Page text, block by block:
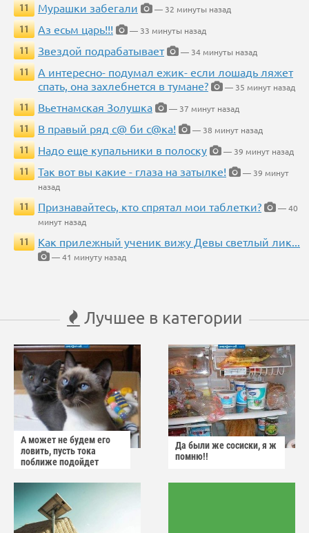
11 Мурашки забегали
— 32 минуты назад
11
Аз есьм царь!!!
— 33 минуты назад
11
Звездой подрабатывает
— 34 минуты назад
11
А интересно- подумал ежик- если лошадь ляжет
спать, она захлебнется в тумане?
— 35 минут назад
11
Вьетнамская Золушка
— 37 минут назад
11
В правый ряд с@ би с@ка!
— 38 минут назад
11
Надо еще купальники в полоску
— 39 минут назад
11
Так вот вы какие - глаза на затылке!
— 39 минут
назад
11
Признавайтесь, кто спрятал мои таблетки?
— 40
минут назад
11
Как прилежный ученик вижу Девы светлый лик...
— 41 минуту назад
Лучшее в категории
А может не будем его
ловить, пусть тока
поближе подойдет
Да были же сосиски, я ж
помню!!